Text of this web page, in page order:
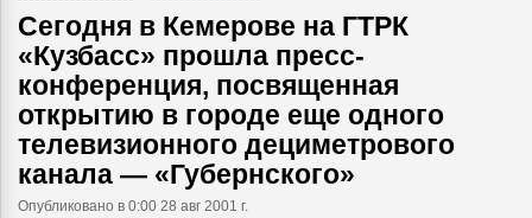
Сегодня в Кемерове на ГТРК
«Кузбасс» прошла пресс-
конференция, посвященная
открытию в городе еще одного
телевизионного дециметрового
канала — «Губернского»
Опубликовано в 0:00 28 авг 2001 г.